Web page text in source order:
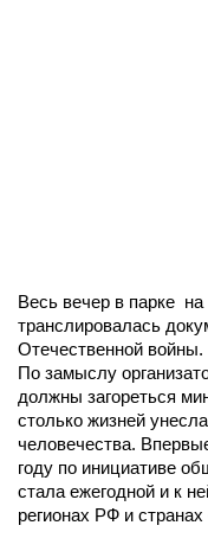
Весь вечер в парке
транслировалась
Отечественной войны.
По замыслу
должны загореться
столько жизней
человечества.
году по инициативе
стала ежегодной и к
регионах РФ и